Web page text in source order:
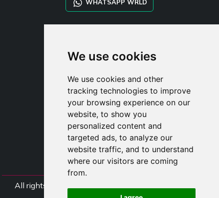
We use cookies
We use cookies and other
tracking technologies to improve
your browsing experience on our
website, to show you
personalized content and
targeted ads, to analyze our
website traffic, and to understand
where our visitors are coming
from.
WHATSAPP WRLD
TAYLOR MADE ORDERS
UŽIVATE
ZAREGISTROVA
PŘIHLÁSIT S
NÁKUPNÍ KOŠÍ
All rights Styliafoe s.r.l. © 2025 - DI IT15015641002